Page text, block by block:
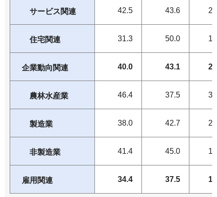
サービス関連 42.5 43.6
住宅関連 31.3 50.0
企業動向関連 40.0 43.1
農林水産業 46.4 37.5
製造業 38.0 42.7
非製造業 41.4 45.0
雇用関連 34.4 37.5